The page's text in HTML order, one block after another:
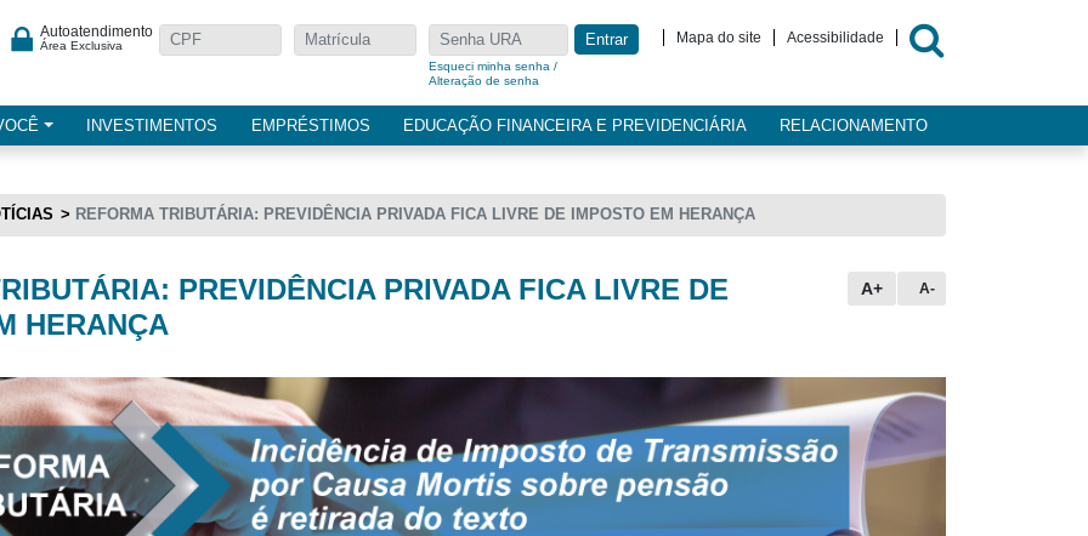
Autoatendimento
Área Exclusiva
Esqueci minha senha /
Alteração de senha
Entrar Mapa do site Acessibilidade
INVESTIMENTOS EMPRÉSTIMOS EDUCAÇÃO FINANCEIRA E PREVIDENCIÁRIA RELACIONAMENTO
REFORMA TRIBUTÁRIA: PREVIDÊNCIA PRIVADA FICA LIVRE DE IMPOSTO EM HERANÇA
PREVIDÊNCIA PRIVADA FICA LIVRE DE
HERANÇA
A+ A-